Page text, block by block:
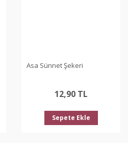
Asa Sünnet Şekeri
12,90 TL
Sepete Ekle